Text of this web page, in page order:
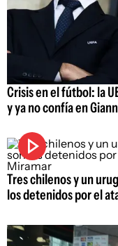
Crisis en el fútbol: la
y ya no confía en
Tres chilenos y un
los detenidos por el